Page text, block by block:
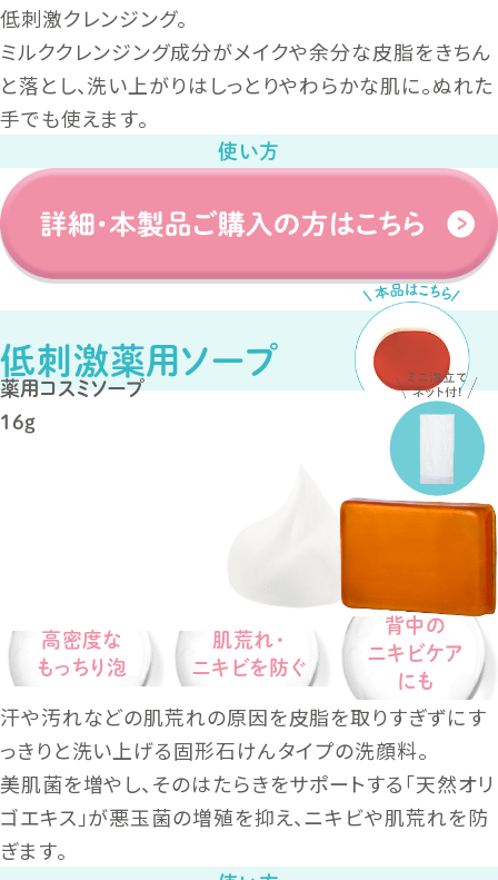
低刺激クレンジング。
ミルククレンジング成分がメイクや余分な皮脂をきちん
と落とし、洗い上がりはしっとりやわらかな肌に。ぬれた
手でも使えます。
使い方
低刺激薬用ソープ
薬用コスミソープ
16g
高密度な
もっちり泡
肌荒れ・
ニキビを防ぐ
背中の
ニキビケア
にも
汗や汚れなどの肌荒れの原因を皮脂を取りすぎずにす
っきりと洗い上げる固形石けんタイプの洗顔料。
美肌菌を増やし、そのはたらきをサポートする「天然オリ
ゴエキス」が悪玉菌の増殖を抑え、ニキビや肌荒れを防
ぎます。